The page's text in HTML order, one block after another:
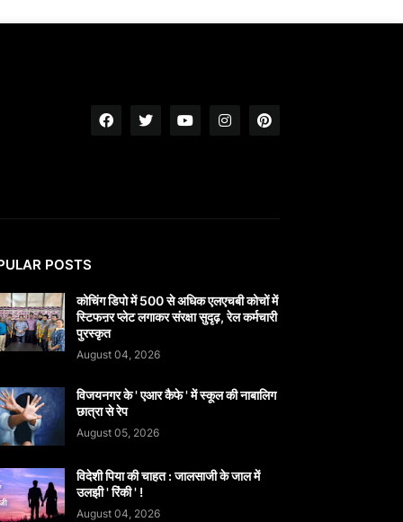
POSTS
कोचिंग डिपो में 500 से अधिक एलएचबी कोचों में
स्टिफऩर प्लेट लगाकर संरक्षा सुदृढ़, रेल कर्मचारी
पुरस्कृत
August 04, 2026
विजयनगर के ' एआर कैफे ' में स्कूल की नाबालिग
छात्रा से रेप
August 05, 2026
विदेशी पिया की चाहत : जालसाजी के जाल में
उलझी ' रिंकी ' !
August 04, 2026